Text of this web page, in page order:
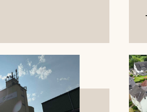
AGRAVIS Westfalen-Hessen
Grevenbrück
Ladestraße 6
57368 Lennestadt
Jetzt geschlossen
Öffnet um